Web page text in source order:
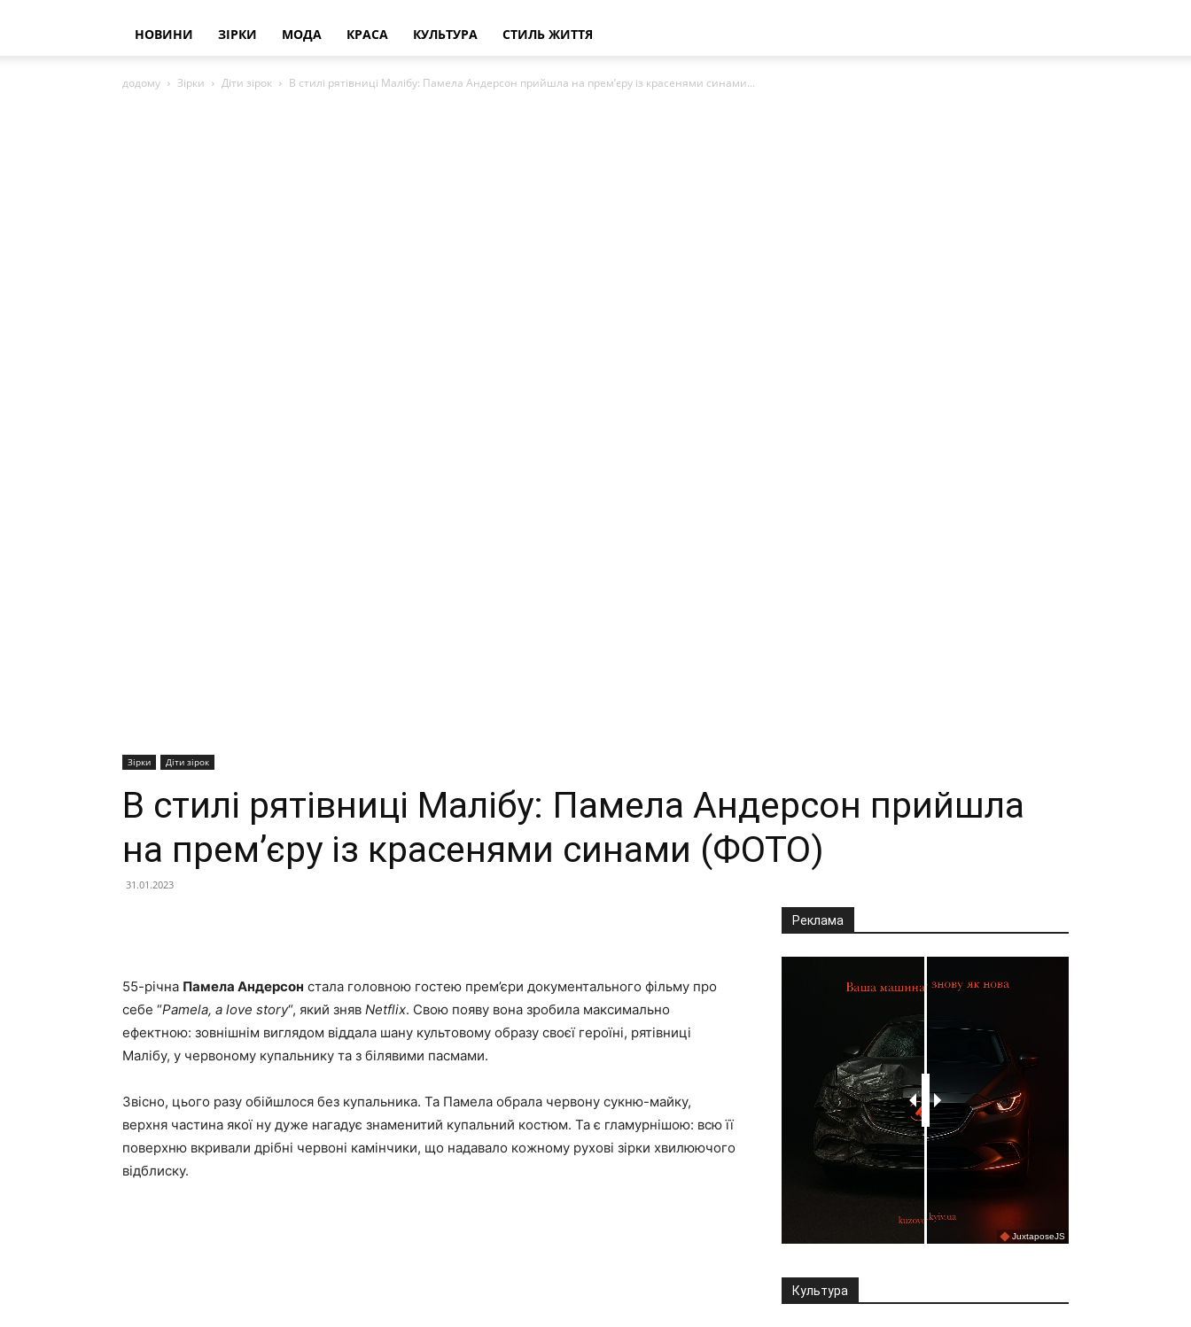
НОВИНИ ЗІРКИ МОДА КРАСА КУЛЬТУРА СТИЛЬ ЖИТТЯ
додому Зірки Діти зірок В стилі рятівниці Малібу: Памела Андерсон прийшла на прем’єру із красенями синами...
Зірки Діти зірок
В стилі рятівниці Малібу: Памела Андерсон прийшла
на прем’єру із красенями синами (ФОТО)
31.01.2023
55-річна Памела Андерсон стала головною гостею прем’єри документального фільму про
себе “Pamela, a love story“, який зняв Netflix. Свою появу вона зробила максимально
ефектною: зовнішнім виглядом віддала шану культовому образу своєї героїні, рятівниці
Малібу, у червоному купальнику та з білявими пасмами.
Звісно, цього разу обійшлося без купальника. Та Памела обрала червону сукню-майку,
верхня частина якої ну дуже нагадує знаменитий купальний костюм. Та є гламурнішою: всю її
поверхню вкривали дрібні червоні камінчики, що надавало кожному рухові зірки хвилюючого
відблиску.
Реклама
Культура